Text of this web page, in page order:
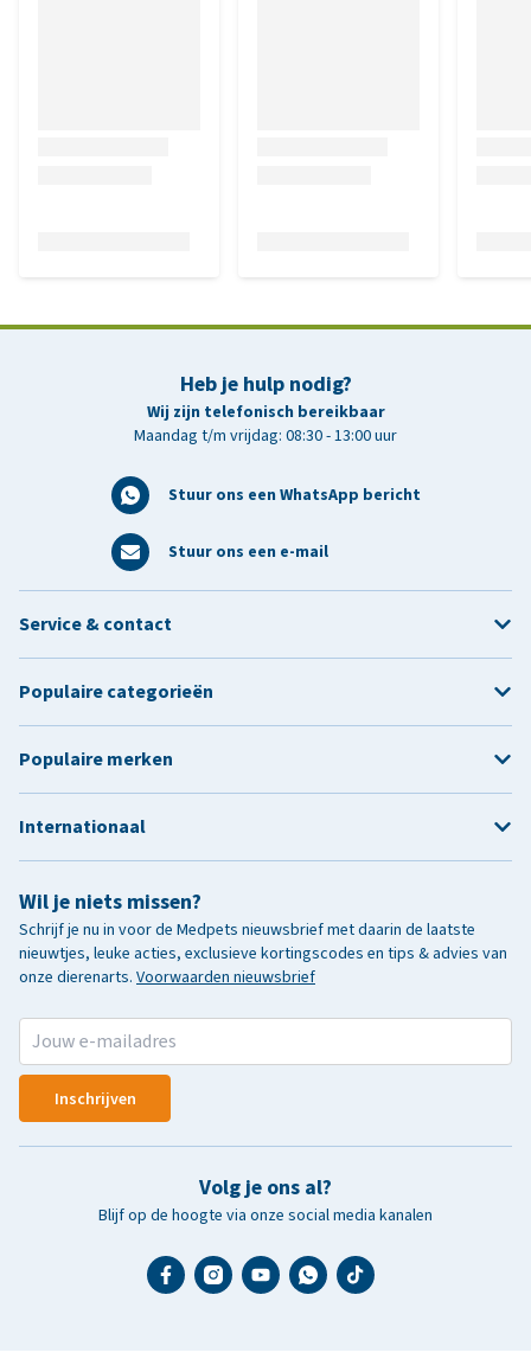
Heb je hulp nodig?
Wij zijn telefonisch bereikbaar
Maandag t/m vrijdag: 08:30 - 13:00 uur
Stuur ons een WhatsApp bericht
Stuur ons een e-mail
Wil je niets missen?
Schrijf je nu in voor de Medpets nieuwsbrief met daarin de laatste
nieuwtjes, leuke acties, exclusieve kortingscodes en tips & advies van
onze dierenarts. Voorwaarden nieuwsbrief
Inschrijven
Volg je ons al?
Blijf op de hoogte via onze social media kanalen
Service & contact
Populaire categorieën
Populaire merken
Internationaal